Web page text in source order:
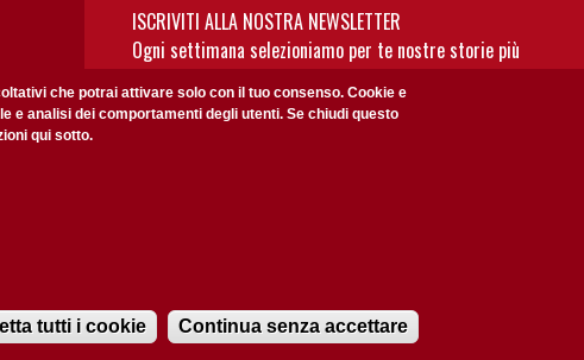
ISCRIVITI ALLA NOSTRA NEWSLETTER
Ogni settimana selezioniamo per te nostre storie più
rilevanti: non perderti gli aggiornamenti della nostra
newsletter
che potrai attivare solo con il tuo consenso. Cookie e
analisi dei comportamenti degli utenti. Se chiudi questo
qui sotto.
tutti i cookie Continua senza accettare